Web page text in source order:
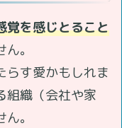
覚を感じとること
。
らす愛かもしれま
組織（会社や家
。